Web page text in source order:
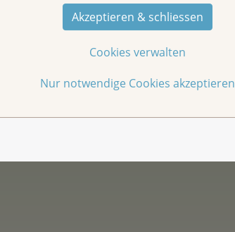
Akzeptieren & schliessen
Cookies verwalten
Nur notwendige Cookies akzeptieren
2024 kam zusätzlich ein Zufallsbefund:
Schmerzen und immer wieder Neubeginn. Sie
– sondern um Mut zu machen: Dass
dass Leben Sinn behält, auch wenn es anders
wieder aufstehen.